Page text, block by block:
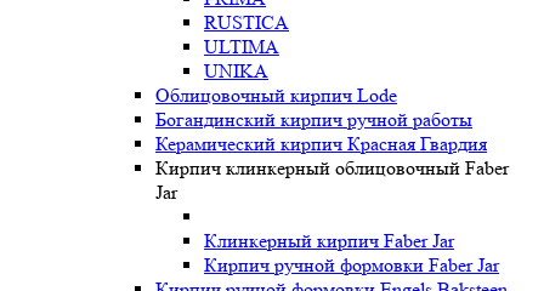
RUSTICA
ULTIMA
UNIKA
Oблицовочный кирпич Lode
Богандинский кирпич ручной работы
Керамический кирпич Красная Гвардия
Кирпич клинкерный облицовочный Faber
Jar
Клинкерный кирпич Faber Jar
Кирпич ручной формовки Faber Jar